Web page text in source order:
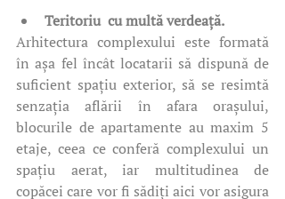
Teritoriu  cu multă verdeață.
Arhitectura complexului este formată
în așa fel încât locatarii să dispună de
suficient spațiu exterior, să se resimtă
senzația aflării în afara orașului,
blocurile de apartamente au maxim 5
etaje, ceea ce conferă complexului un
spațiu aerat, iar multitudinea de
copăcei care vor fi sădiți aici vor asigura